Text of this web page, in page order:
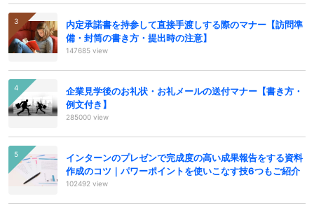
内定承諾書を持参して直接手渡しする際のマナー【訪問準
備・封筒の書き方・提出時の注意】
147685 view
企業見学後のお礼状・お礼メールの送付マナー【書き方・
例文付き】
285000 view
インターンのプレゼンで完成度の高い成果報告をする資料
作成のコツ｜パワーポイントを使いこなす技6つもご紹介
102492 view